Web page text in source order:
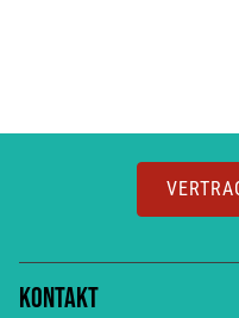
Kontakt